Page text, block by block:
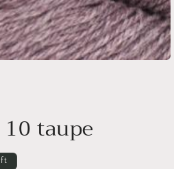
taupe